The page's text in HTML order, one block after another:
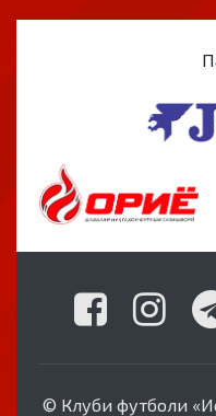
© Клуби футболи